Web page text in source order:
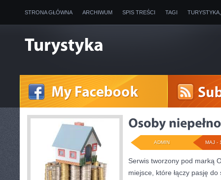
STRONA GŁÓWNA ARCHIWUM SPIS TREŚCI TAGI
MAJ -
ADMIN
Serwis tworzony pod marką
miejsce, które łączy pasję